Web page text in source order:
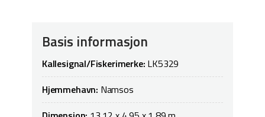
Basis informasjon
Kallesignal/Fiskerimerke: LK5329
Hjemmehavn: Namsos